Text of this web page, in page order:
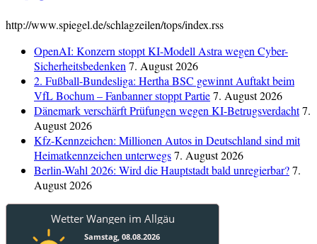
http://www.spiegel.de/schlagzeilen/tops/index.rss
OpenAI: Konzern stoppt KI-Modell Astra wegen Cyber-
Sicherheitsbedenken 7. August 2026
2. Fußball-Bundesliga: Hertha BSC gewinnt Auftakt beim
VfL Bochum – Fanbanner stoppt Partie7. August 2026
Dänemark verschärft Prüfungen wegen KI-Betrugsverdacht7.
August 2026
Kfz-Kennzeichen: Millionen Autos in Deutschland sind mit
Heimatkennzeichen unterwegs7. August 2026
Berlin-Wahl 2026: Wird die Hauptstadt bald unregierbar?7.
August 2026
Wetter Wangen im Allgäu
Samstag, 08.08.2026